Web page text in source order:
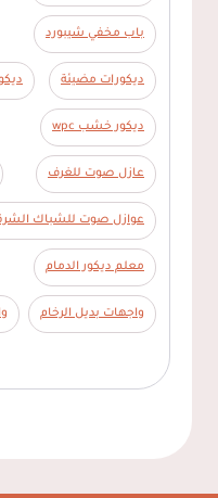
باب مخفي شيبورد
ديكورات مضيئة
ديكور خشب wpc
عازل صوت للغرف
عوازل صوت للشباك
معلم ديكور الدمام
واجهات بديل الرخام